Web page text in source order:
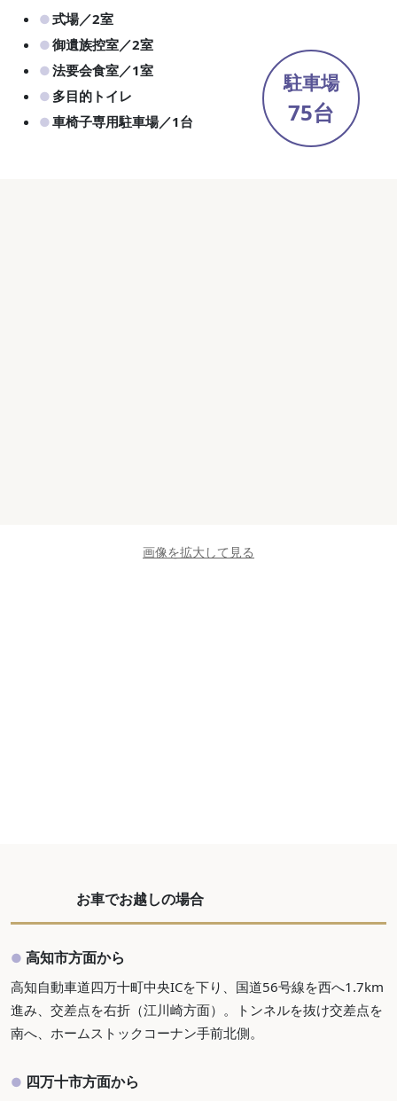
式場／2室
御遺族控室／2室
法要会食室／1室
多目的トイレ
車椅子専用駐車場／1台
駐車場
75台
画像を拡大して見る
お車でお越しの場合
● 高知市方面から
高知自動車道四万十町中央ICを下り、国道56号線を西へ1.7km
進み、交差点を右折（江川崎方面）。トンネルを抜け交差点を
南へ、ホームストックコーナン手前北側。
● 四万十市方面から